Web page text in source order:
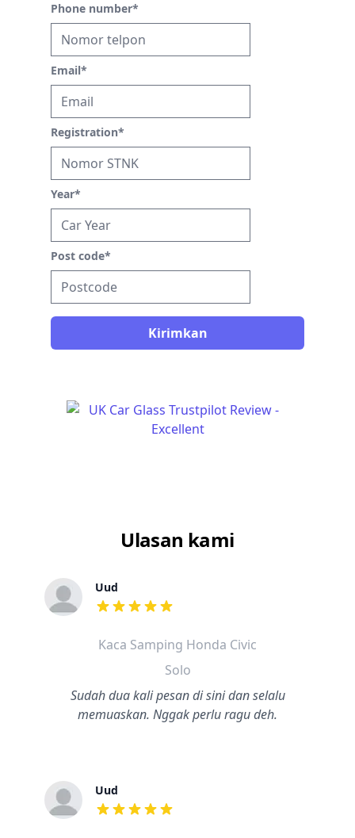
Phone number*
Email*
Registration*
Year*
Post code*
Kirimkan
Ulasan kami
Uud
dari ulasan adalah bintang lima
Kaca Samping Honda Civic
Solo
Sudah dua kali pesan di sini dan selalu
memuaskan. Nggak perlu ragu deh.
Uud
dari ulasan adalah bintang lima